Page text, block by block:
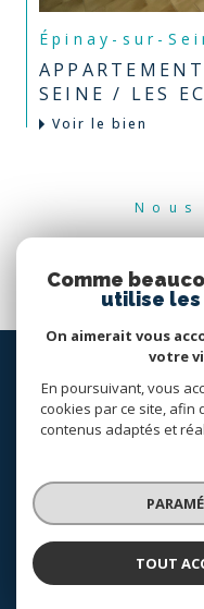
Épinay-sur-
SEINE / LES
Voir le bien
© 2026 | TOUS DROITS
PLAN DU
Comme
utilise les
On aimerait vous
votre
En poursuivant, vous
cookies par ce site, afin
contenus adaptés et
TOUT